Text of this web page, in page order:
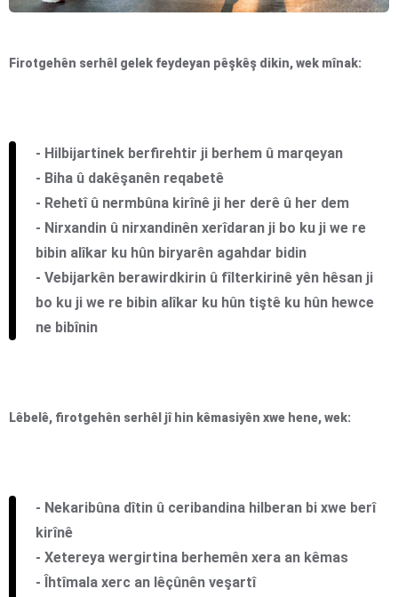
Firotgehên serhêl gelek feydeyan pêşkêş dikin, wek mînak:
- Hilbijartinek berfirehtir ji berhem û marqeyan
- Biha û dakêşanên reqabetê
- Rehetî û nermbûna kirînê ji her derê û her dem
- Nirxandin û nirxandinên xerîdaran ji bo ku ji we re
bibin alîkar ku hûn biryarên agahdar bidin
- Vebijarkên berawirdkirin û fîlterkirinê yên hêsan ji
bo ku ji we re bibin alîkar ku hûn tiştê ku hûn hewce
ne bibînin
Lêbelê, firotgehên serhêl jî hin kêmasiyên xwe hene, wek:
- Nekaribûna dîtin û ceribandina hilberan bi xwe berî
kirînê
- Xetereya wergirtina berhemên xera an kêmas
- Îhtîmala xerc an lêçûnên veşartî